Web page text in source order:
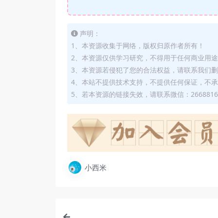
声明：
1、本资源收集于网络，版权归原作者所有！
2、本资源仅供学习研究，不得用于任何商业用
3、本资源若侵犯了您的合法权益，请联系我们
4、本站不提供技术支持，不提供任何保证，不
5、若本资源的链接失效，请联系微信：
小西米